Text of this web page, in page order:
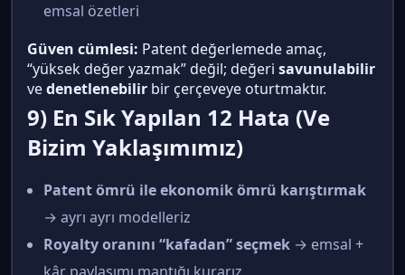
emsal özetleri
Güven cümlesi: Patent değerlemede amaç,
“yüksek değer yazmak” değil; değeri savunulabilir
vedenetlenebilir bir çerçeveye oturtmaktır.
9) En Sık Yapılan 12 Hata (Ve
Bizim Yaklaşımımız)
Patent ömrü ile ekonomik ömrü karıştırmak
→ ayrı ayrı modelleriz
Royalty oranını “kafadan” seçmek → emsal +